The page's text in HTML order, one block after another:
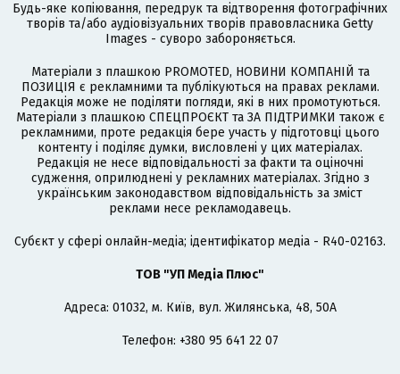
Будь-яке копіювання, передрук та відтворення фотографічних
творів та/або аудіовізуальних творів правовласника Getty
Images - суворо забороняється.
Матеріали з плашкою PROMOTED, НОВИНИ КОМПАНІЙ та
ПОЗИЦІЯ є рекламними та публікуються на правах реклами.
Редакція може не поділяти погляди, які в них промотуються.
Матеріали з плашкою СПЕЦПРОЄКТ та ЗА ПІДТРИМКИ також є
рекламними, проте редакція бере участь у підготовці цього
контенту і поділяє думки, висловлені у цих матеріалах.
Редакція не несе відповідальності за факти та оціночні
судження, оприлюднені у рекламних матеріалах. Згідно з
українським законодавством відповідальність за зміст
реклами несе рекламодавець.
Cубєкт у сфері онлайн-медіа; ідентифікатор медіа - R40-02163.
ТОВ "УП Медіа Плюс"
Адреса: 01032, м. Київ, вул. Жилянська, 48, 50А
Телефон: +380 95 641 22 07